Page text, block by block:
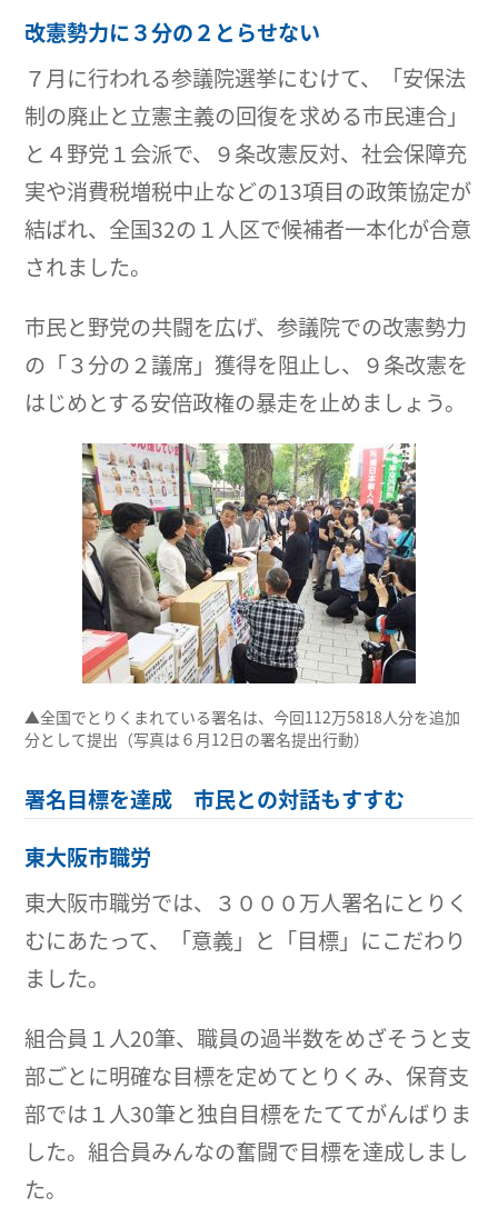
改憲勢力に３分の２とらせない
７月に行われる参議院選挙にむけて、「安保法
制の廃止と立憲主義の回復を求める市民連合」
と４野党１会派で、９条改憲反対、社会保障充
実や消費税増税中止などの13項目の政策協定が
結ばれ、全国32の１人区で候補者一本化が合意
されました。
市民と野党の共闘を広げ、参議院での改憲勢力
の「３分の２議席」獲得を阻止し、９条改憲を
はじめとする安倍政権の暴走を止めましょう。
▲全国でとりくまれている署名は、今回112万5818人分を追加
分として提出（写真は６月12日の署名提出行動）
署名目標を達成 市民との対話もすすむ
東大阪市職労
東大阪市職労では、３０００万人署名にとりく
むにあたって、「意義」と「目標」にこだわり
ました。
組合員１人20筆、職員の過半数をめざそうと支
部ごとに明確な目標を定めてとりくみ、保育支
部では１人30筆と独自目標をたててがんばりま
した。組合員みんなの奮闘で目標を達成しまし
た。